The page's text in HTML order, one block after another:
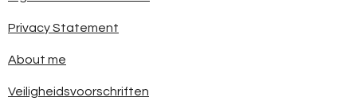
Privacy Statement
About me
Veiligheidsvoorschriften